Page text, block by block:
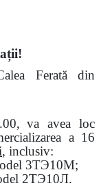
Ferată din
va avea loc
a 16
, inclusiv:
3ТЭ10М;
2ТЭ10Л.